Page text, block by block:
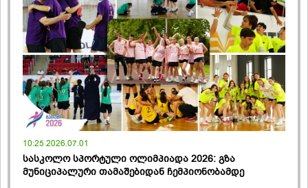
10:25 2026.07.01
სასკოლო სპორტული ოლიმპიადა 2026: გზა
მუნიციპალური თამაშებიდან ჩემპიონობამდე